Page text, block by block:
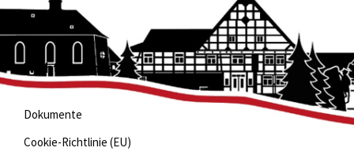
Wichtige Links
Dokumente
Cookie-Richtlinie (EU)